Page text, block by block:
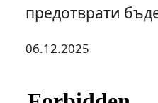
предотврати
06.12.2025